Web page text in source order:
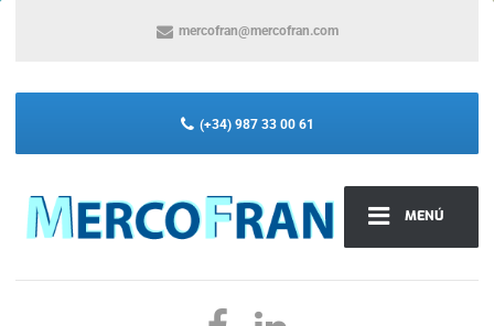
MENÚ
mercofran@mercofran.com
(+34) 987 33 00 61